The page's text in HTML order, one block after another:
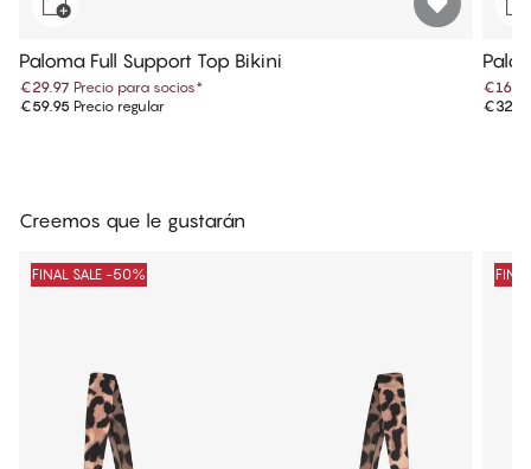
Paloma Full Support Top Bikini
€29.97 Precio para socios*
€59.95 Precio regular
€16.47
Creemos que le gustarán
FINAL SALE -50%